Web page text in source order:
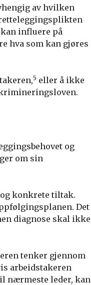
av hvilken
influere på
hva som kan gjøres
5 eller å ikke
og
om sin
konkrete tiltak.
Det
diagnose skal ikke
tenker gjennom
arbeidstakeren
nærmeste leder, kan